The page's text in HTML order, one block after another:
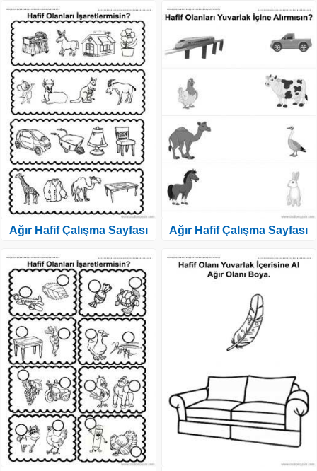
Ağır Hafif Çalışma Sayfası Ağır Hafif Çalışma Sayfası